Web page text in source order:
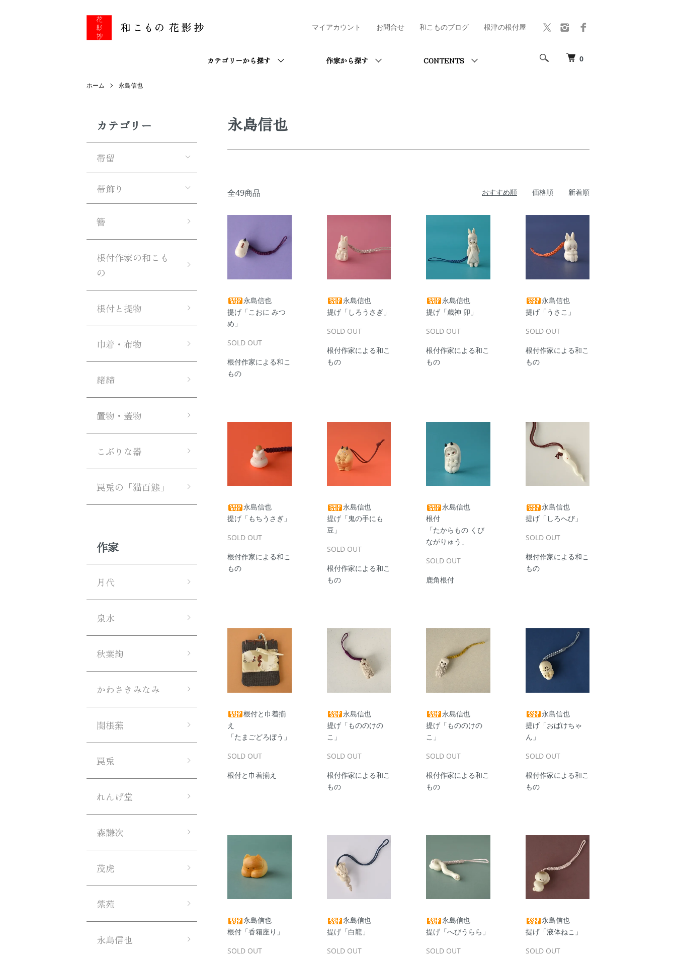
0
カテゴリーから探す 作家から探す CONTENTS
マイアカウント お問合せ 和こものブログ 根津の根付屋
ホーム 永島信也
永島信也
全49商品 おすすめ順 価格順 新着順
永島信也
提げ「こおに みつ
め」
SOLD OUT
根付作家による和こ
もの
永島信也
提げ「しろうさぎ」
SOLD OUT
根付作家による和こ
もの
永島信也
提げ「歳神 卯」
SOLD OUT
根付作家による和こ
もの
永島信也
提げ「うさこ」
SOLD OUT
根付作家による和こ
もの
永島信也
提げ「もちうさぎ」
SOLD OUT
根付作家による和こ
もの
永島信也
提げ「鬼の手にも
豆」
SOLD OUT
根付作家による和こ
もの
永島信也
根付
「たからもの くび
ながりゅう」
SOLD OUT
鹿角根付
永島信也
提げ「しろへび」
SOLD OUT
根付作家による和こ
もの
根付と巾着揃
え
「たまごどろぼう」
SOLD OUT
根付と巾着揃え
永島信也
提げ「もののけの
こ」
SOLD OUT
根付作家による和こ
もの
永島信也
提げ「もののけの
こ」
SOLD OUT
根付作家による和こ
もの
永島信也
提げ「おばけちゃ
ん」
SOLD OUT
根付作家による和こ
もの
永島信也
根付「香箱座り」
SOLD OUT
永島信也
提げ「白龍」
SOLD OUT
永島信也
提げ「へびうらら」
SOLD OUT
永島信也
提げ「液体ねこ」
SOLD OUT
カテゴリー
帯留
帯飾り
簪
根付作家の和こも
の
根付と提物
巾着・布物
緒締
置物・蓋物
こぶりな器
罠兎の「猫百態」
作家
月代
泉水
秋葉絢
かわさきみなみ
関根蕪
罠兎
れんげ堂
森謙次
茂虎
紫苑
永島信也